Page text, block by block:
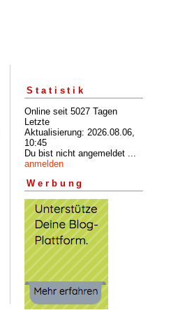
Statistik
Online seit 5027 Tagen
Letzte
Aktualisierung: 2026.08.06,
10:45
Du bist nicht angemeldet ...
anmelden
Werbung